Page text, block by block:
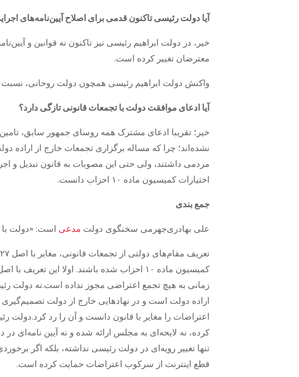
آیا دولت رئیسی تاکنون قدمی برای اصلاح آیین‌نامه‌های
خیر، در دولت ابراهیم رئیسی نیز تاکنون نه قوانین و
معترضان تغییر کرده است.
واکنش دولت ابراهیم رئیسی همچون دولت روحانی، نسبت
آیا ادعای موافقت دولت با تجمعات قانونی تازگی دارد؟
خیر؛ تقریبا ادعای مشترک همه روسای جمهور سابق،
نشده‌اند؛ چرا که مساله برگزاری تجمعات خارج از اراده
مردمی داشتند، ولی حتی این مصوبات به قانون تبدیل و
اختیارات کمیسیون ماده ۱۰ احزاب دانست.
جمع بندی
علی بهادری‌جهرمی سخنگوی دولت مدعی است: «دولت با
زمانی به هیچ تجمع اعتراضی مجوز نداده است.نه دولت
اراده دولت است و در نهادهایی خارج از دولت
اعتراضات را مغایر با قانون دانست و آن را رد
کرده، نه لایحه‌ای به مجلس ارائه شده و نه آیین نامه‌ای
تنها تغییر رویه‌ای در دولت رئیسی نداشته، بلکه اگر
قطع اینترنت از سرکوب اعتراضات حمایت کرده است.